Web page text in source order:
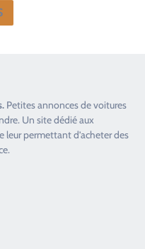
. Petites annonces devoitures
Un site dédié aux
leur permettant d’acheter des